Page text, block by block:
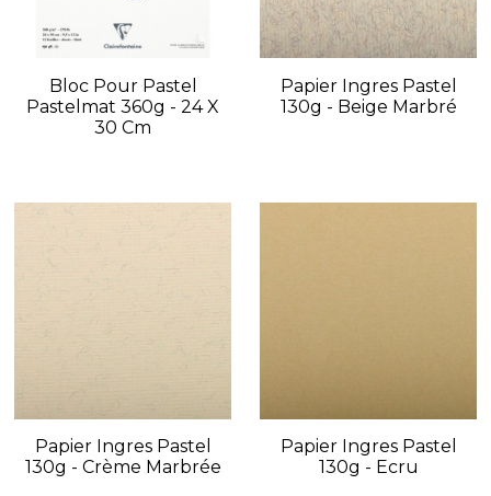
Bloc Pour Pastel
Pastelmat 360g - 24 X
30 Cm
Papier Ingres Pastel
130g - Beige Marbré
Papier Ingres Pastel
130g - Crème Marbrée
Papier Ingres Pastel
130g - Ecru